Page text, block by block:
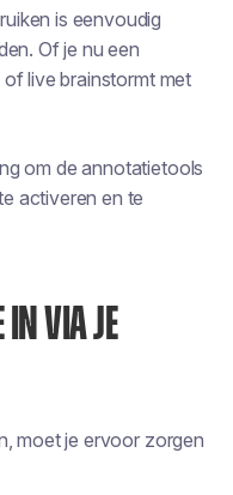
is eenvoudig
Of je nu een
live brainstormt met
om de annotatietools
activeren en te
IN VIA JE
moet je ervoor zorgen